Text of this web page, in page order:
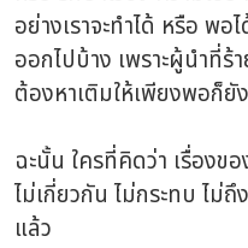
อย่างเราจะทำได้ หรือ พ
ออกไปบ้าง เพราะผู้นำที่ร้
ต้องหาเติมให้เพียงพอก็ยั
ฉะนั้น ใครที่คิดว่า เรื่องข
ไม่เกี่ยวกัน ไม่กระทบ ไม่
แล้ว